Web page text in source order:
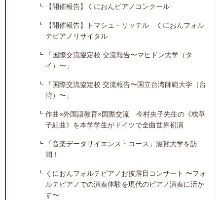
【開催報告】くにおんピアノコンクール
【開催報告】トマシュ・リッテル くにおんフォル
テピアノリサイタル
「国際交流協定校 交流報告〜マヒドン大学（タ
イ）〜」
「国際交流協定校 交流報告〜国立台湾師範大学（台
湾）〜」
作曲×外国語教育×国際交流 今村央子先生の《枕草
子組曲》を本学学生がドイツで全曲世界初演
「音楽データサイエンス・コース」滋賀大学を訪
問！
くにおんフォルテピアノお披露目コンサート 〜フォ
ルテピアノでの演奏体験を現代のピアノ演奏に活か
す〜